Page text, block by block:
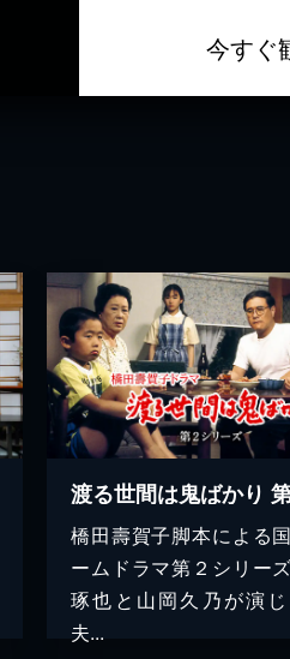
今すぐ
橋田壽賀子脚本による
ームドラマ第２シリー
琢也と山岡久乃が演
夫...